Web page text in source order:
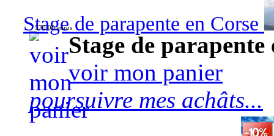
Stage de parapente en Corse
570,00 euros
Stage de
voir mon panier
poursuivre mes achâts...